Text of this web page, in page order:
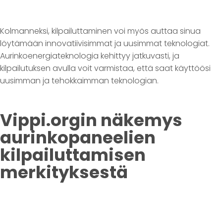
Kolmanneksi, kilpailuttaminen voi myös auttaa sinua
löytämään innovatiivisimmat ja uusimmat teknologiat.
Aurinkoenergiateknologia kehittyy jatkuvasti, ja
kilpailutuksen avulla voit varmistaa, että saat käyttöösi
uusimman ja tehokkaimman teknologian.
Vippi.orgin näkemys
aurinkopaneelien
kilpailuttamisen
merkityksestä